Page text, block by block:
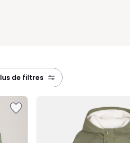
plus de filtres